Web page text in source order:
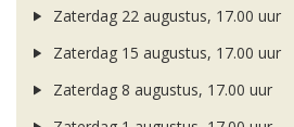
Zaterdag 22 augustus, 17.00 uur
Zaterdag 15 augustus, 17.00 uur
Zaterdag 8 augustus, 17.00 uur